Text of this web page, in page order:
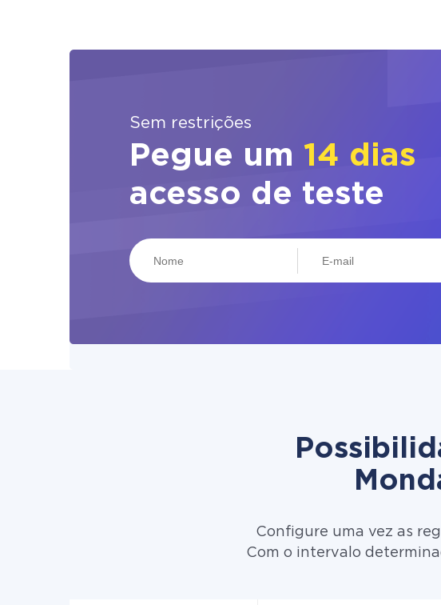
Sem restrições
Pegue um 14 dias
acesso de teste
Configure uma vez as
Com o intervalo